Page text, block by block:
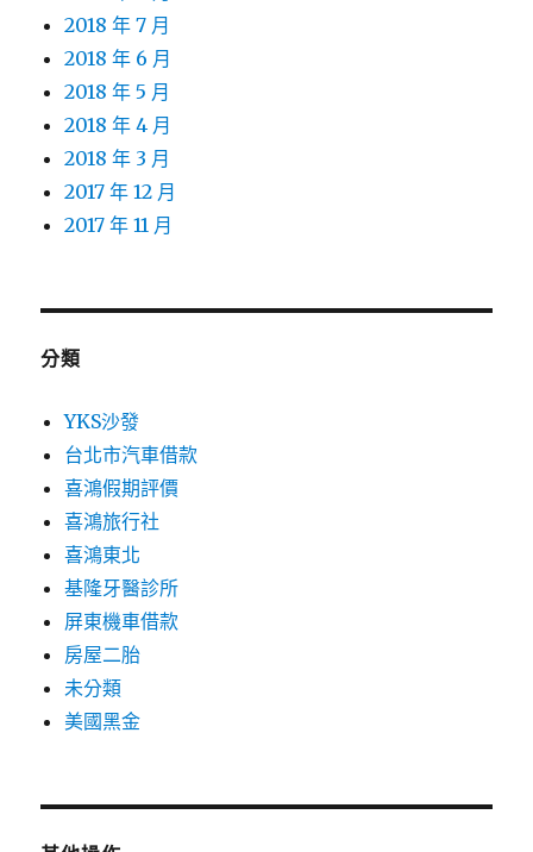
2018 年 7 月
2018 年 6 月
2018 年 5 月
2018 年 4 月
2018 年 3 月
2017 年 12 月
2017 年 11 月
分類
YKS沙發
台北市汽車借款
喜鴻假期評價
喜鴻旅行社
喜鴻東北
基隆牙醫診所
屏東機車借款
房屋二胎
未分類
美國黑金